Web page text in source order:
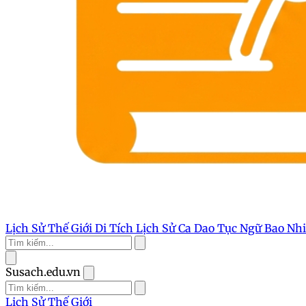
Lịch Sử Thế Giới Di Tích Lịch SửCa Dao Tục NgữBao
Susach.edu.vn
Lịch Sử Thế Giới